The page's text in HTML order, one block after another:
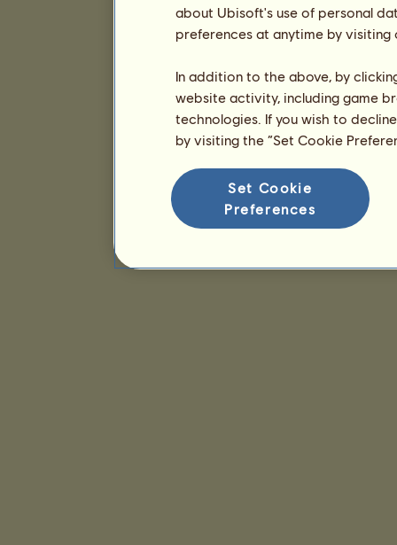
about Ubisoft's use of personal
preferences at anytime by
In addition to the above, by
website activity, including game
technologies. If you wish to
by visiting the “Set Cookie
Set Cookie
Preferences